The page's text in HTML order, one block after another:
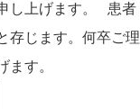
し上げます。 患者
存じます。何卒ご理
ます。